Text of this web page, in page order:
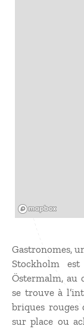
Gastronomes,
Stockholm
Östermalm, au
se trouve à
briques rouges
sur place ou